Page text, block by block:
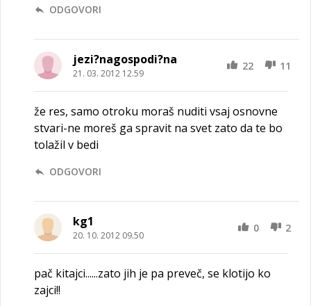
ODGOVORI
jezi?nagospodi?na
21. 03. 2012 12.59
22 11
že res, samo otroku moraš nuditi vsaj osnovne
stvari-ne moreš ga spravit na svet zato da te bo
tolažil v bedi
ODGOVORI
kg1
20. 10. 2012 09.50
0 2
pač kitajci......zato jih je pa preveč, se klotijo ko
zajci!!